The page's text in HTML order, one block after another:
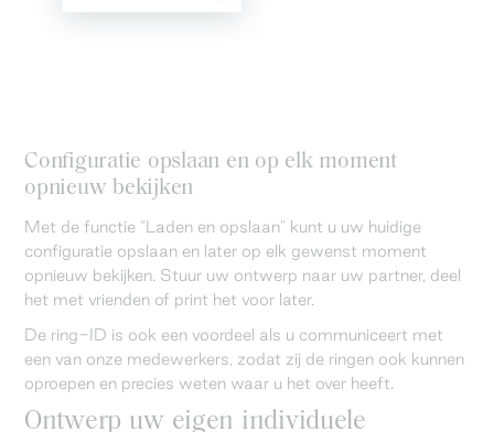
Configuratie opslaan en op elk moment
opnieuw bekijken
Met de functie "Laden en opslaan" kunt u uw huidige
configuratie opslaan en later op elk gewenst moment
opnieuw bekijken. Stuur uw ontwerp naar uw partner, deel
het met vrienden of print het voor later.
De ring-ID is ook een voordeel als u communiceert met
een van onze medewerkers, zodat zij de ringen ook kunnen
oproepen en precies weten waar u het over heeft.
Ontwerp uw eigen individuele